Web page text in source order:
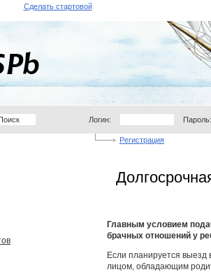
Сделать стартовой
Логин: Пароль:
Регистрация
Главным условием
брачных отношений у
Если планируется
лицом, обладающим